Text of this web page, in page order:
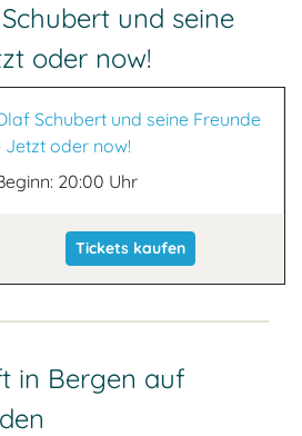
und seine
oder now!
Schubert und seine Freunde
Jetzt oder now!
20:00 Uhr
Tickets kaufen
in Bergen auf